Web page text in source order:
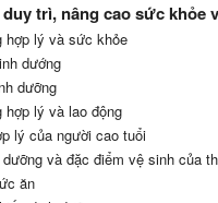
trì, nâng cao sức khỏe
hợp lý và sức khỏe
dướng
dưỡng
hợp lý và lao động
lý của người cao tuổi
và đặc điểm vệ sinh của
ăn